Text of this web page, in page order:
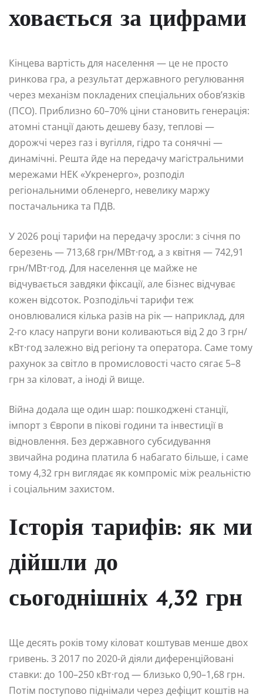
ховається за цифрами
Кінцева вартість для населення — це не просто
ринкова гра, а результат державного регулювання
через механізм покладених спеціальних обов’язків
(ПСО). Приблизно 60–70% ціни становить генерація:
атомні станції дають дешеву базу, теплові —
дорожчі через газ і вугілля, гідро та сонячні —
динамічні. Решта йде на передачу магістральними
мережами НЕК «Укренерго», розподіл
регіональними обленерго, невелику маржу
постачальника та ПДВ.
У 2026 році тарифи на передачу зросли: з січня по
березень — 713,68 грн/МВт·год, а з квітня — 742,91
грн/МВт·год. Для населення це майже не
відчувається завдяки фіксації, але бізнес відчуває
кожен відсоток. Розподільчі тарифи теж
оновлювалися кілька разів на рік — наприклад, для
2-го класу напруги вони коливаються від 2 до 3 грн/
кВт·год залежно від регіону та оператора. Саме тому
рахунок за світло в промисловості часто сягає 5–8
грн за кіловат, а іноді й вище.
Війна додала ще один шар: пошкоджені станції,
імпорт з Європи в пікові години та інвестиції в
відновлення. Без державного субсидування
звичайна родина платила б набагато більше, і саме
тому 4,32 грн виглядає як компроміс між реальністю
і соціальним захистом.
Історія тарифів: як ми
дійшли до
сьогоднішніх 4,32 грн
Ще десять років тому кіловат коштував менше двох
гривень. З 2017 по 2020-й діяли диференційовані
ставки: до 100–250 кВт·год — близько 0,90–1,68 грн.
Потім поступово піднімали через дефіцит коштів на